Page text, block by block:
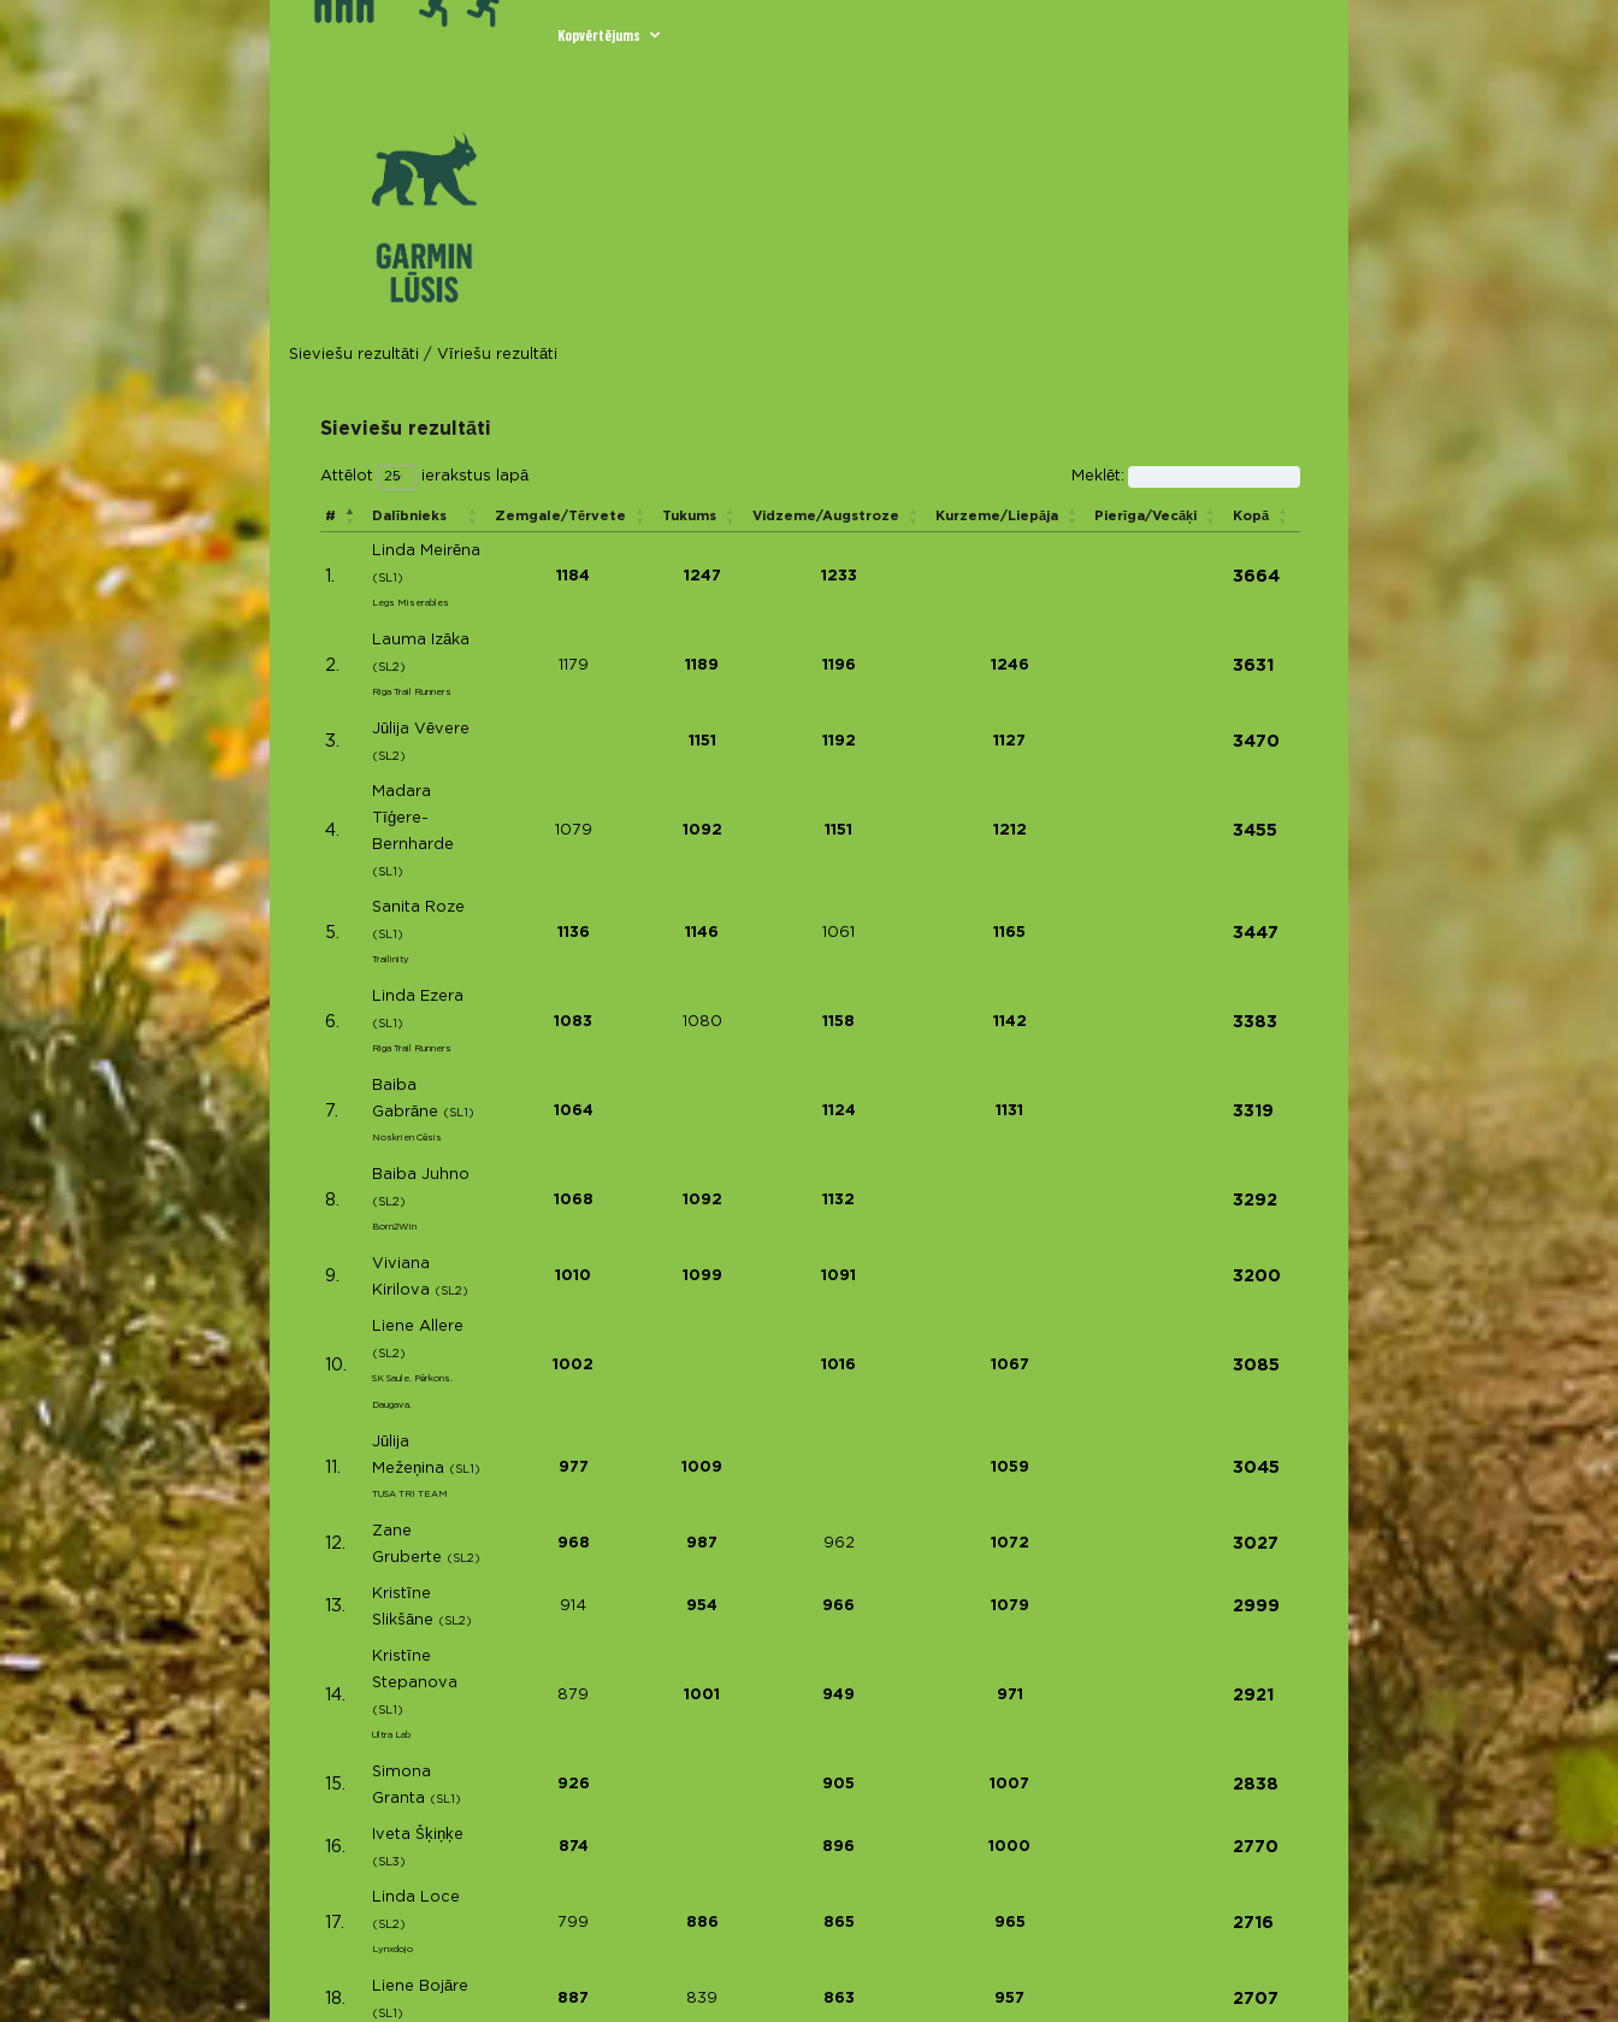
Kopvērtējums
Sieviešu rezultāti / Vīriešu rezultāti
Sieviešu rezultāti
Attēlot ierakstus lapā Meklēt:
# Dalībnieks Zemgale/Tērvete Tukums Vidzeme/Augstroze Kurzeme/Liepāja Pierīga/Vecāķi Kopā
1.
Linda Meirēna
(SL1)
Legs Miserables
1184 1247 1233 3664
2.
Lauma Izāka
(SL2)
Riga Trail Runners
1179 1189 1196 1246 3631
3.
Jūlija Vēvere
(SL2)
1151 1192 1127 3470
4.
Madara
Tīģere-
Bernharde
(SL1)
1079 1092 1151 1212 3455
5.
Sanita Roze
(SL1)
Trailinity
1136 1146 1061 1165 3447
6.
Linda Ezera
(SL1)
Riga Trail Runners
1083 1080 1158 1142 3383
7.
Baiba
Gabrāne
(SL1)
Noskrien Cēsis
1064 1124 1131 3319
8.
Baiba Juhno
(SL2)
Born2Win
1068 1092 1132 3292
9.
Viviana
Kirilova
(SL2)
1010 1099 1091 3200
10.
Liene Allere
(SL2)
SK Saule. Pērkons.
Daugava.
1002 1016 1067 3085
11.
Jūlija
Mežeņina
(SL1)
TUSA TRI TEAM
977 1009 1059 3045
12.
Zane
Gruberte
(SL2)
968 987 962 1072 3027
13.
Kristīne
Slikšāne
(SL2)
914 954 966 1079 2999
14.
Kristīne
Stepanova
(SL1)
Ultra Lab
879 1001 949 971 2921
15.
Simona
Granta
(SL1)
926 905 1007 2838
16.
Iveta Šķiņķe
(SL3)
874 896 1000 2770
17.
Linda Loce
(SL2)
Lynxdojo
799 886 865 965 2716
18.
Liene Bojāre
(SL1)
887 839 863 957 2707